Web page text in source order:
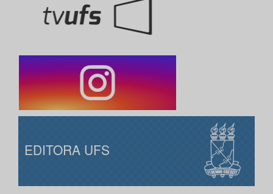
EDITORA UFS